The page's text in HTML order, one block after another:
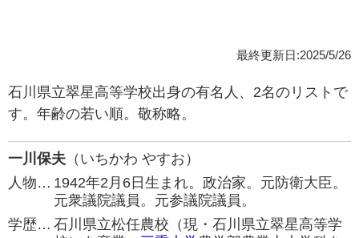
最終更新日:2025/5/26
石川県立翠星高等学校出身の有名人、2名のリストで
す。年齢の若い順。敬称略。
一川保夫 （いちかわ やすお）
人物… 1942年2月6日生まれ。政治家。元防衛大臣。
元衆議院議員。元参議院議員。
学歴… 石川県立松任農校（現・石川県立翠星高等学